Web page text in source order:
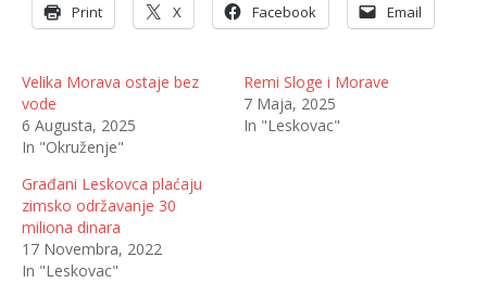
Print X Facebook Email
Velika Morava ostaje bez
vode
6 Augusta, 2025
In "Okruženje"
Remi Sloge i Morave
7 Maja, 2025
In "Leskovac"
Građani Leskovca plaćaju
zimsko održavanje 30
miliona dinara
17 Novembra, 2022
In "Leskovac"